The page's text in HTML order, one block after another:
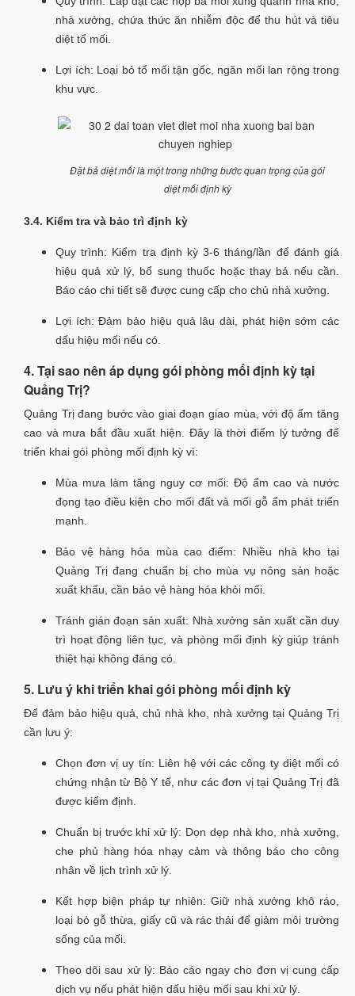
nhà xưởng, chứa thức ăn nhiễm độc để thu hút và tiêu
diệt tổ mối.
Lợi ích: Loại bỏ tổ mối tận gốc, ngăn mối lan rộng trong
khu vực.
Đặt bả diệt mối là một trong những bước quan trọng của gói
diệt mối định kỳ
3.4. Kiểm tra và bảo trì định kỳ
Quy trình: Kiểm tra định kỳ 3-6 tháng/lần để đánh giá
hiệu quả xử lý, bổ sung thuốc hoặc thay bả nếu cần.
Báo cáo chi tiết sẽ được cung cấp cho chủ nhà xưởng.
Lợi ích: Đảm bảo hiệu quả lâu dài, phát hiện sớm các
dấu hiệu mối nếu có.
4. Tại sao nên áp dụng gói phòng mối định kỳ tại
Quảng Trị?
Quảng Trị đang bước vào giai đoạn giao mùa, với độ ẩm tăng
cao và mưa bắt đầu xuất hiện. Đây là thời điểm lý tưởng để
triển khai gói phòng mối định kỳ vì:
Mùa mưa làm tăng nguy cơ mối: Độ ẩm cao và nước
đọng tạo điều kiện cho mối đất và mối gỗ ẩm phát triển
mạnh.
Bảo vệ hàng hóa mùa cao điểm: Nhiều nhà kho tại
Quảng Trị đang chuẩn bị cho mùa vụ nông sản hoặc
xuất khẩu, cần bảo vệ hàng hóa khỏi mối.
Tránh gián đoạn sản xuất: Nhà xưởng sản xuất cần duy
trì hoạt động liên tục, và phòng mối định kỳ giúp tránh
thiệt hại không đáng có.
5. Lưu ý khi triển khai gói phòng mối định kỳ
Để đảm bảo hiệu quả, chủ nhà kho, nhà xưởng tại Quảng Trị
cần lưu ý:
Chọn đơn vị uy tín: Liên hệ với các công ty diệt mối có
chứng nhận từ Bộ Y tế, như các đơn vị tại Quảng Trị đã
được kiểm định.
Chuẩn bị trước khi xử lý: Dọn dẹp nhà kho, nhà xưởng,
che phủ hàng hóa nhạy cảm và thông báo cho công
nhân về lịch trình xử lý.
Kết hợp biện pháp tự nhiên: Giữ nhà xưởng khô ráo,
loại bỏ gỗ thừa, giấy cũ và rác thải để giảm môi trường
sống của mối.
Theo dõi sau xử lý: Báo cáo ngay cho đơn vị cung cấp
dịch vụ nếu phát hiện dấu hiệu mối sau khi xử lý.